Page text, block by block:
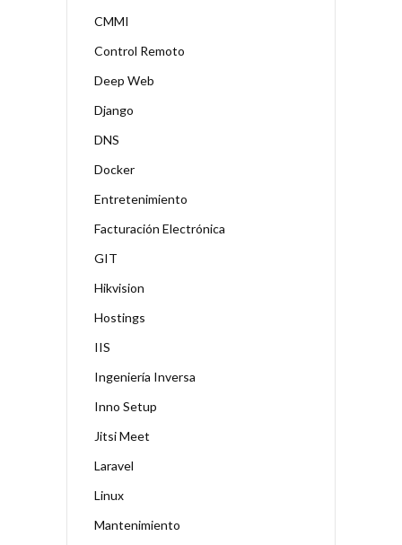
CMMI
Control Remoto
Deep Web
Django
DNS
Docker
Entretenimiento
Facturación Electrónica
GIT
Hikvision
Hostings
IIS
Ingeniería Inversa
Inno Setup
Jitsi Meet
Laravel
Linux
Mantenimiento